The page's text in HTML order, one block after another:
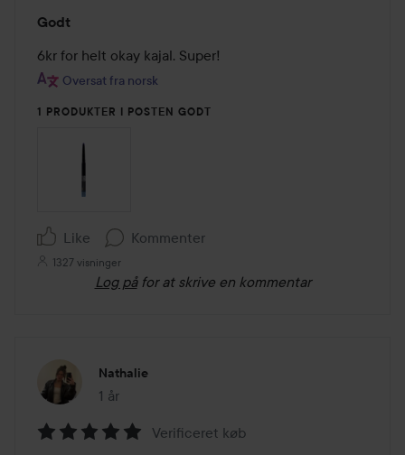
5
ud
af
Godt
6kr for helt okay kajal. Super!
Oversat fra norsk
1 PRODUKTER I POSTEN GODT
Like Kommenter
1327 visninger
Log på for at skrive en kommentar
Nathalie
1 år
Posten blev oprettet 1 år
Verificeret køb